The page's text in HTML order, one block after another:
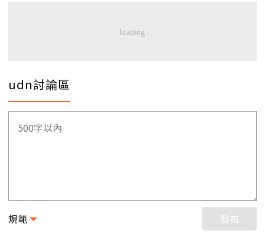
udn討論區
規範 發布